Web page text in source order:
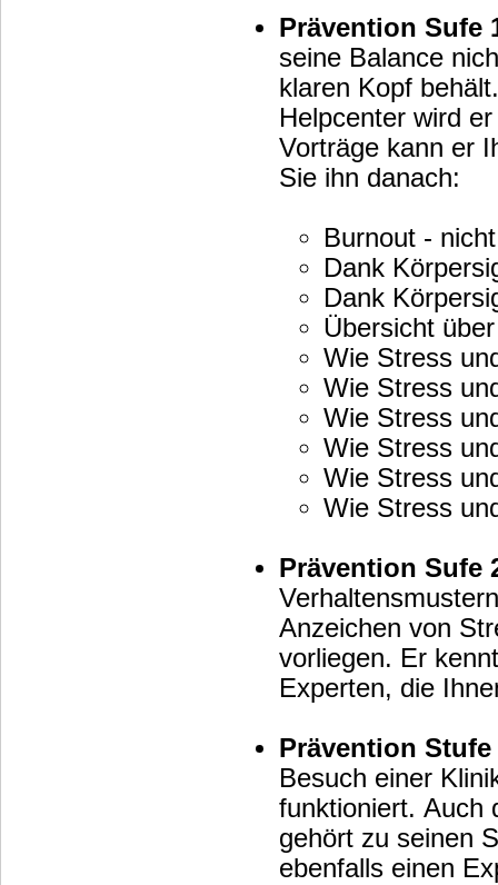
Prävention Sufe
seine Balance
klaren Kopf behält. Durch
Helpcenter wird
Vorträge kann er
Sie ihn danach:
Burnout -
Dank
Dank
Übersicht
Wie Stress
Wie Stress
Wie Stress
Wie Stress
Wie Stress
Wie Stress
Prävention Sufe
Anzeichen von Stress, Erschöpfung, Depressionen und Burnout
vorliegen. Er
Experten, die
Prävention Stufe
Besuch einer
funktioniert. Auch das betriebliche
gehört zu seinen
ebenfalls einen